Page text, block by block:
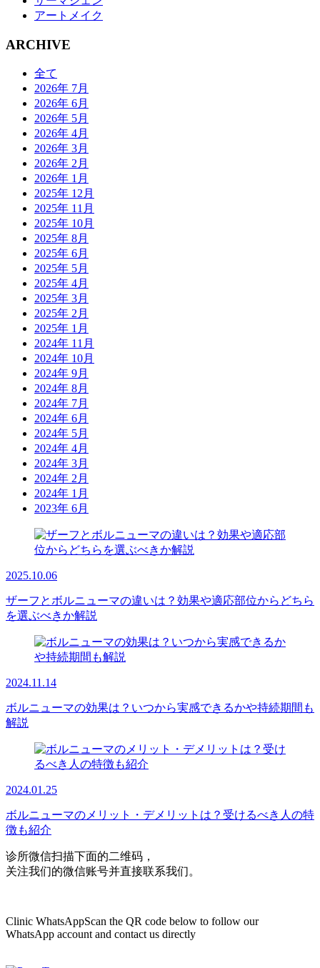
アートメイク
ARCHIVE
全て
2026年 7月
2026年 6月
2026年 5月
2026年 4月
2026年 3月
2026年 2月
2026年 1月
2025年 12月
2025年 11月
2025年 10月
2025年 8月
2025年 6月
2025年 5月
2025年 4月
2025年 3月
2025年 2月
2025年 1月
2024年 11月
2024年 10月
2024年 9月
2024年 8月
2024年 7月
2024年 6月
2024年 5月
2024年 4月
2024年 3月
2024年 2月
2024年 1月
2023年 6月
2025.10.06
ザーフとボルニューマの違いは？効果や適応部位からどちら
を選ぶべきか解説
2024.11.14
ボルニューマの効果は？いつから実感できるかや持続期間も
解説
2024.01.25
ボルニューマのメリット・デメリットは？受けるべき人の特
徴も紹介
诊所微信扫描下面的二维码，
关注我们的微信账号并直接联系我们。
Clinic WhatsAppScan the QR code below to follow our
WhatsApp account and contact us directly